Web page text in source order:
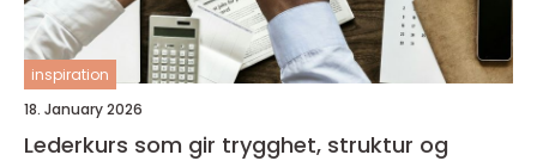
inspiration
18. January 2026
Lederkurs som gir trygghet, struktur og